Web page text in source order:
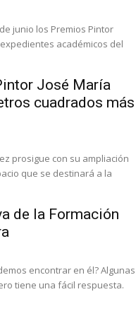
junio los Premios Pintor
académicos del
José María
cuadrados más
prosigue con su ampliación
que se destinará a la
de la Formación
encontrar en él? Algunas
tiene una fácil respuesta.